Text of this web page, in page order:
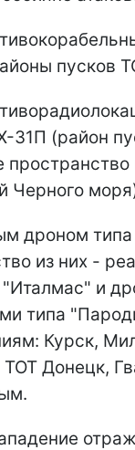
пусков
31П (район
пространство
Черного
дроном типа
из них -
"Италмас" и
типа
Курск,
Донецк,